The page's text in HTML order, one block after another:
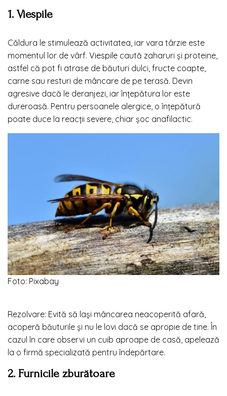
1. Viespile
Căldura le stimulează activitatea, iar vara târzie este
momentul lor de vârf. Viespile caută zaharuri și proteine,
astfel că pot fi atrase de băuturi dulci, fructe coapte,
carne sau resturi de mâncare de pe terasă. Devin
agresive dacă le deranjezi, iar înțepătura lor este
dureroasă. Pentru persoanele alergice, o înțepătură
poate duce la reacții severe, chiar șoc anafilactic.
Foto: Pixabay
Rezolvare: Evită să lași mâncarea neacoperită afară,
acoperă băuturile și nu le lovi dacă se apropie de tine. În
cazul în care observi un cuib aproape de casă, apelează
la o firmă specializată pentru îndepărtare.
2. Furnicile zburătoare